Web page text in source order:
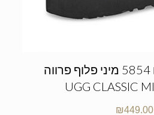
מגפי האגג דגם 5854 מיני פלוף פרווה
UGG CLASSIC
₪449.00